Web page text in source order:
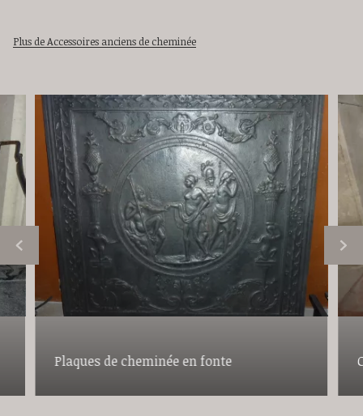
Plus de Accessoires anciens de cheminée
Plaques de cheminée en fonte